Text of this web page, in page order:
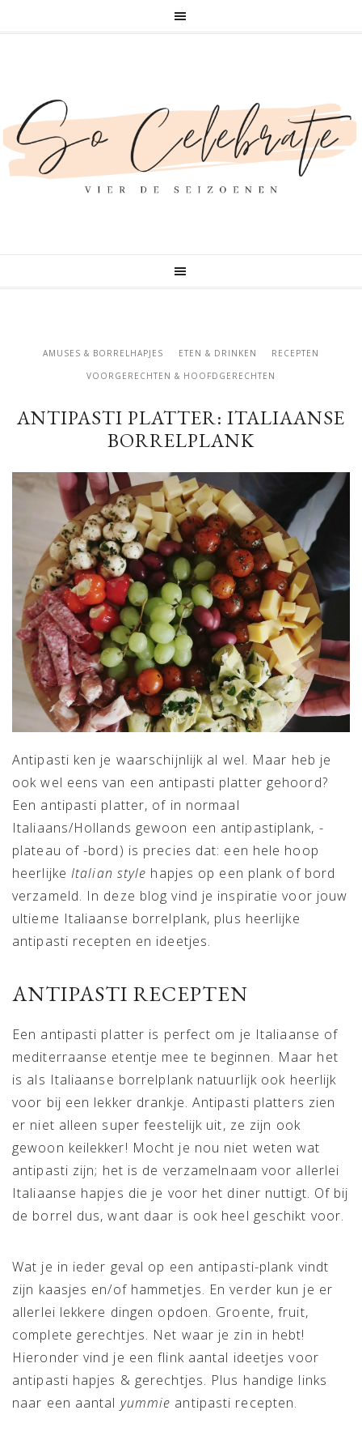
AMUSES & BORRELHAPJES ETEN & DRINKEN
RECEPTEN
VOORGERECHTEN & HOOFDGERECHTEN
ANTIPASTI PLATTER: ITALIAANSE
BORRELPLANK
Antipasti ken je waarschijnlijk al wel. Maar heb je
ook wel eens van een antipasti platter gehoord?
Een antipasti platter, of in normaal
Italiaans/Hollands gewoon een antipastiplank, -
plateau of -bord) is precies dat: een hele hoop
heerlijke Italian style hapjes op een plank of bord
verzameld. In deze blog vind je inspiratie voor jouw
ultieme Italiaanse borrelplank, plus heerlijke
antipasti recepten en ideetjes.
ANTIPASTI RECEPTEN
Een antipasti platter is perfect om je Italiaanse of
mediterraanse etentje mee te beginnen. Maar het
is als Italiaanse borrelplank natuurlijk ook heerlijk
voor bij een lekker drankje. Antipasti platters zien
er niet alleen super feestelijk uit, ze zijn ook
gewoon keilekker! Mocht je nou niet weten wat
antipasti zijn; het is de verzamelnaam voor allerlei
Italiaanse hapjes die je voor het diner nuttigt. Of bij
de borrel dus, want daar is ook heel geschikt voor.
Wat je in ieder geval op een antipasti-plank vindt
zijn kaasjes en/of hammetjes. En verder kun je er
allerlei lekkere dingen opdoen. Groente, fruit,
complete gerechtjes. Net waar je zin in hebt!
Hieronder vind je een flink aantal ideetjes voor
antipasti hapjes & gerechtjes. Plus handige links
naar een aantal yummie antipasti recepten.